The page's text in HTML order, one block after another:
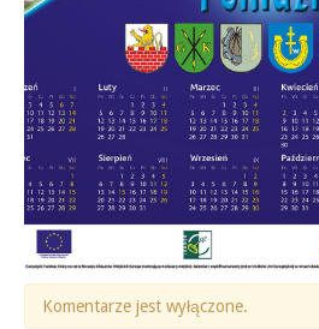
Komentarze jest wyłączone.